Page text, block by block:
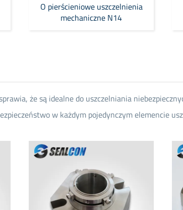
O pierścieniowe uszczelnienia
mechaniczne N14
że są idealne do uszczelniania
w każdym pojedynczym elemencie